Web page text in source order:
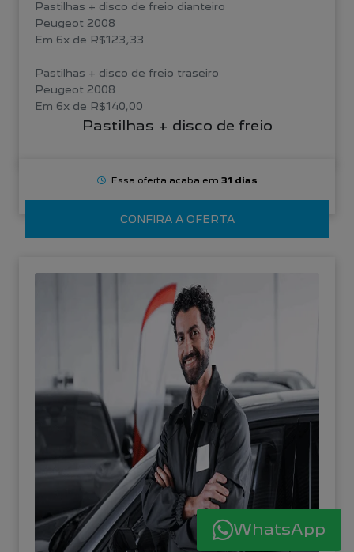
Pastilhas + disco de freio
Pastilhas + disco de freio dianteiro
Peugeot 2008
Em 6x de R$123,33
Pastilhas + disco de freio traseiro
Peugeot 2008
Em 6x de R$140,00
Essa oferta acaba em 31 dias
CONFIRA A OFERTA
WhatsApp